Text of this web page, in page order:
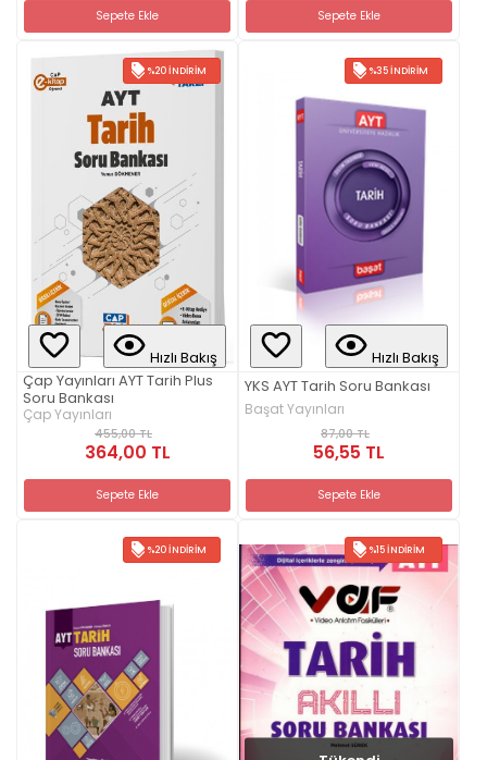
Sepete Ekle Sepete Ekle
%20 İNDIRIM
Hızlı Bakış
Çap Yayınları AYT Tarih Plus
Soru Bankası
Çap Yayınları
455,00 TL
364,00 TL
Sepete Ekle
%35 İNDIRIM
Hızlı Bakış
YKS AYT Tarih Soru Bankası
Başat Yayınları
87,00 TL
56,55 TL
Sepete Ekle
%20 İNDIRIM %15 İNDIRIM